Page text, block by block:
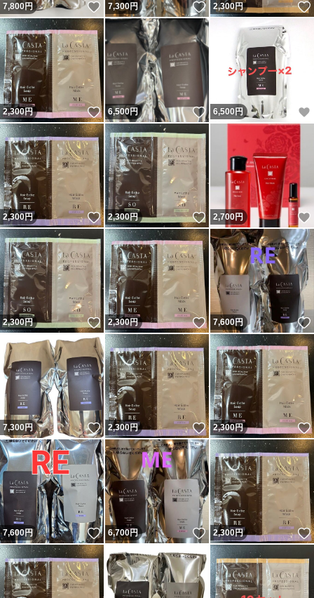
7,800円 いいね！
7,300円 いいね！
2,300円
2,300円 いいね！
6,500円 いいね！
6,500 円
2,300円 いいね！
2,300円 いいね！
2,700円
2,300円 いいね！
2,300円 いいね！
7,600円
7,300円 いいね！
2,300円 いいね！
2,300円
7,600円 いいね！
6,700円 いいね！
2,300円